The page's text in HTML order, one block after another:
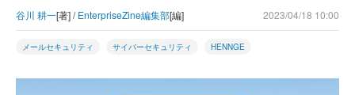
谷川 耕一[著] /EnterpriseZine編集部[編] 2023/04/18 10:00
メールセキュリティ サイバーセキュリティ HENNGE